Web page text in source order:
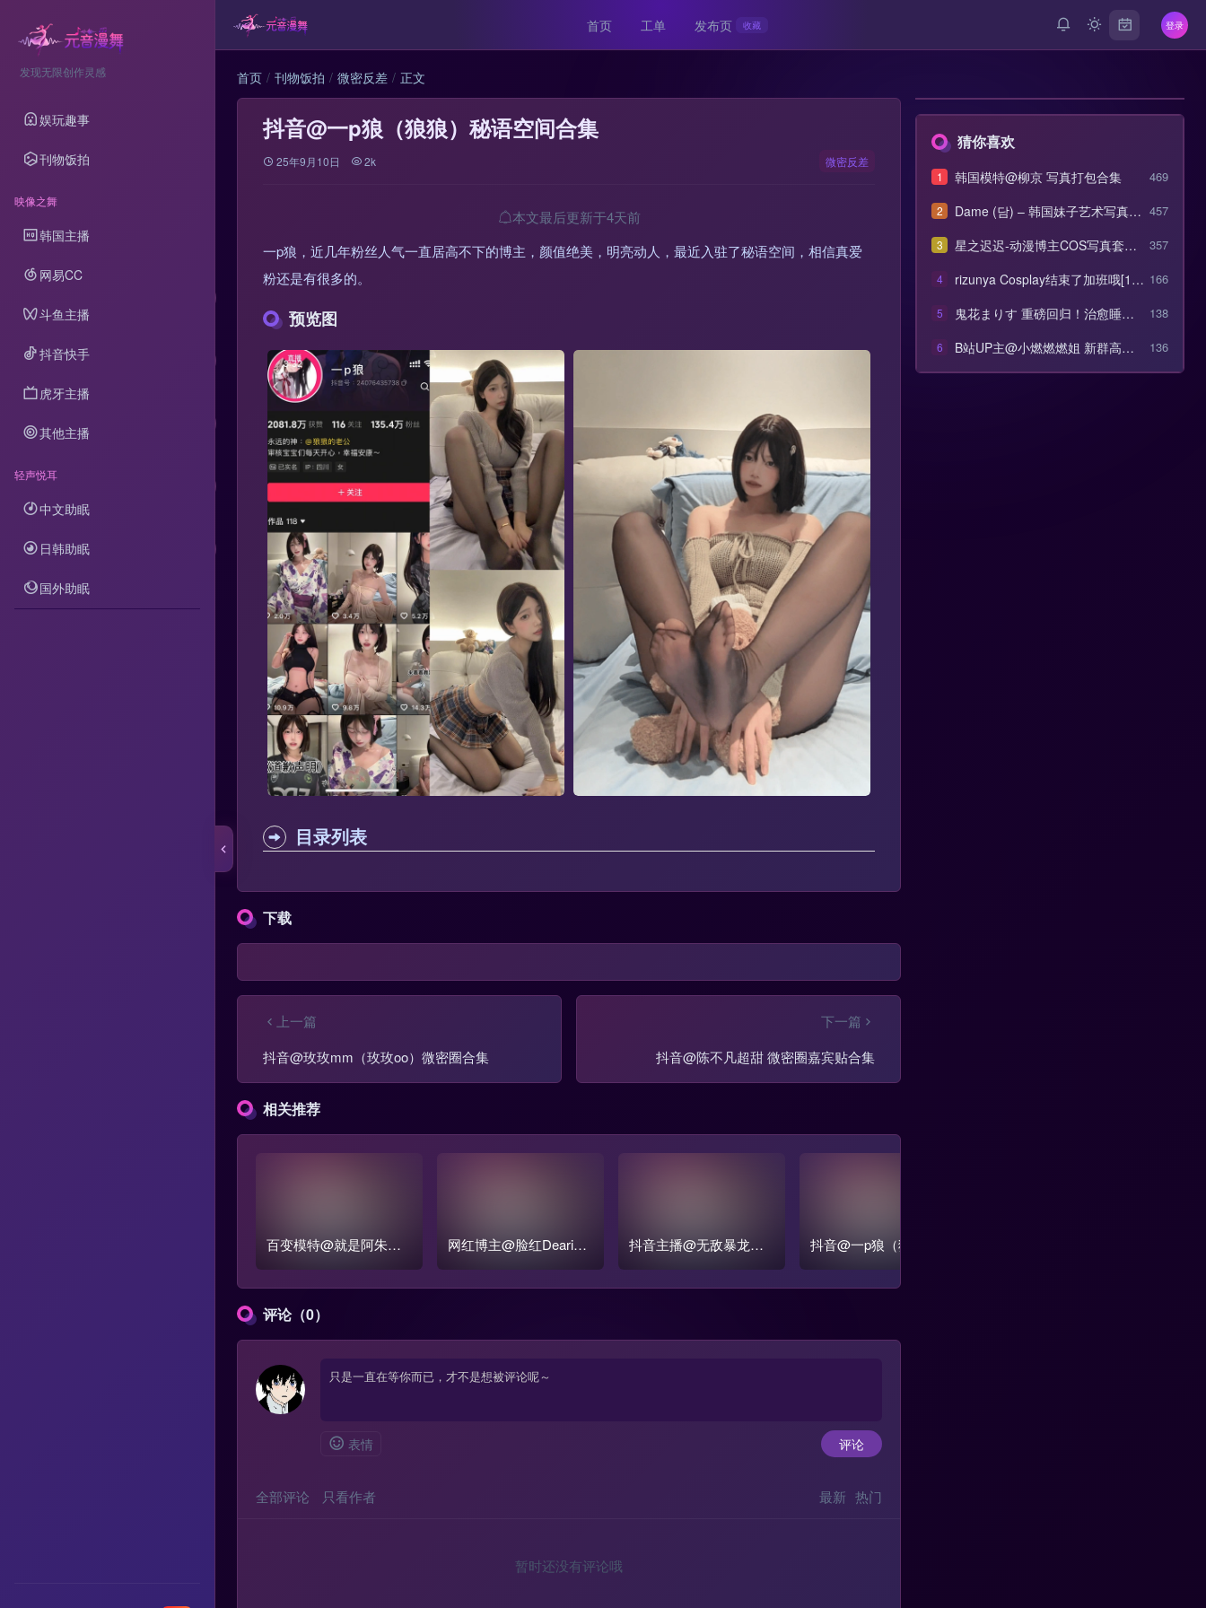
发现无限创作灵感
娱玩趣事
刊物饭拍
映像之舞
韩国主播
网易CC
斗鱼主播
抖音快手
虎牙主播
其他主播
轻声悦耳
中文助眠
日韩助眠
国外助眠
首页 工单 发布页 收藏 登录
首页 刊物饭拍 微密反差 正文
抖音@一p狼（狼狼）秘语空间合集
25年9月10日 2k 微密反差
本文最后更新于4天前
一p狼，近几年粉丝人气一直居高不下的博主，颜值绝美，明亮动人，最近入驻了秘语空间，相信真爱
粉还是有很多的。
预览图
目录列表
下载
上一篇
抖音@玫玫mm（玫玫oo）微密圈合集
下一篇
抖音@陈不凡超甜 微密圈嘉宾贴合集
相关推荐
百变模特@就是阿朱啊
秀人90后造型写真作品
合集
网红博主@脸红Dearie
微密圈小蓝鸟收费写真
合集打包
抖音主播@无敌暴龙战
神(肖雅婷)颜值女神微密
圈合集
抖音@一p狼（狼狼）秘
语空间合集
评论（0）
表情 评论
全部评论 只看作者 最新 热门
暂时还没有评论哦
猜你喜欢
1 韩国模特@柳京 写真打包合集 469
2
Dame (담) – 韩国妹子艺术写真合 457
3
星之迟迟-动漫博主COS写真套图
357
4
rizunya Cosplay结束了加班哦[1v/
166
5
鬼花まりす 重磅回归！治愈睡衣
138
6
B站UP主@小燃燃燃姐 新群高定
热舞无水剪辑【779M】
136